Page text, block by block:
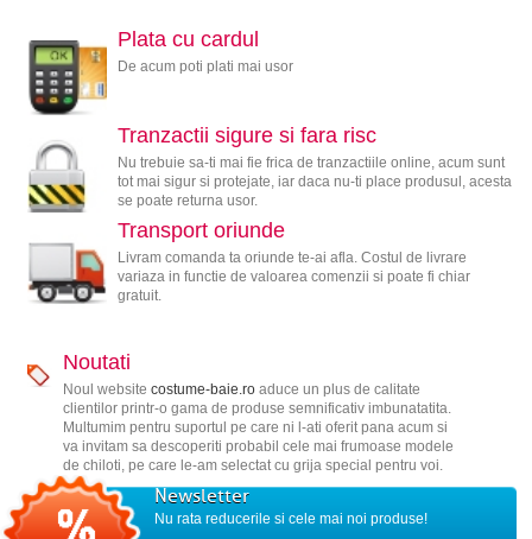
Plata cu cardul
De acum poti plati mai usor
Tranzactii sigure si fara risc
Nu trebuie sa-ti mai fie frica de tranzactiile online, acum sunt
tot mai sigur si protejate, iar daca nu-ti place produsul, acesta
se poate returna usor.
Transport oriunde
Livram comanda ta oriunde te-ai afla. Costul de livrare
variaza in functie de valoarea comenzii si poate fi chiar
gratuit.
Noutati
Noul website costume-baie.roaduce un plus de calitate
clientilor printr-o gama de produse semnificativ imbunatatita.
Multumim pentru suportul pe care ni l-ati oferit pana acum si
va invitam sa descoperiti probabil cele mai frumoase modele
de chiloti, pe care le-am selectat cu grija special pentru voi.
Newsletter
Nu rata reducerile si cele mai noi produse!